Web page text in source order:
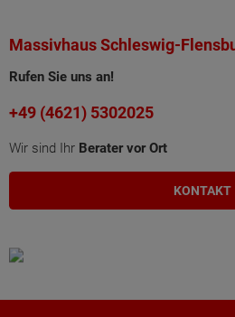
Massivhaus Schleswig-
Rufen Sie uns an!
+49 (4621) 5302025
Wir sind Ihr Berater vor Ort
KONTAKT